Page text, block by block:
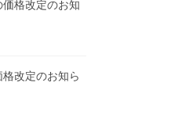
格改定のお知
改定のお知ら